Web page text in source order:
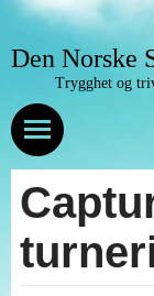
Den Norske
Trygghet og